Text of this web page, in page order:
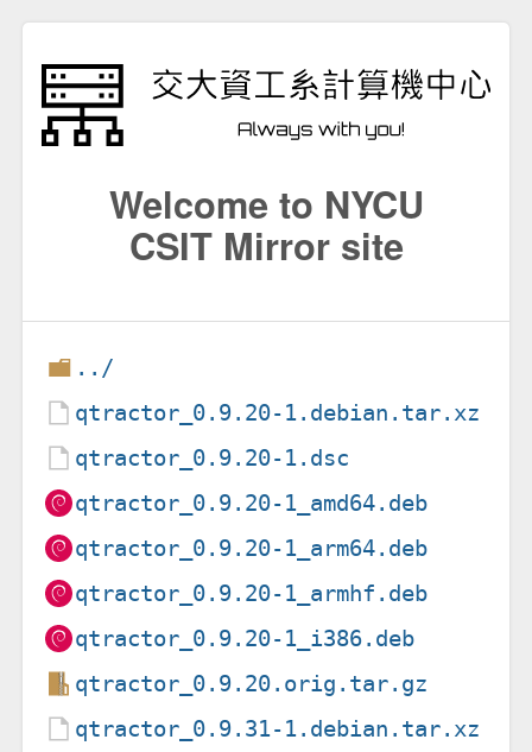
Welcome to NYCU
CSIT Mirror site
../
qtractor_0.9.20-1.debian.tar.xz
qtractor_0.9.20-1.dsc
qtractor_0.9.20-1_amd64.deb
qtractor_0.9.20-1_arm64.deb
qtractor_0.9.20-1_armhf.deb
qtractor_0.9.20-1_i386.deb
qtractor_0.9.20.orig.tar.gz
qtractor_0.9.31-1.debian.tar.xz